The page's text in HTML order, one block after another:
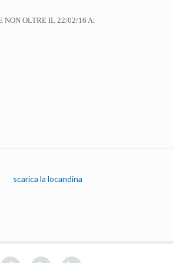
NON OLTRE IL 22/02/16 A:
scarica la locandina